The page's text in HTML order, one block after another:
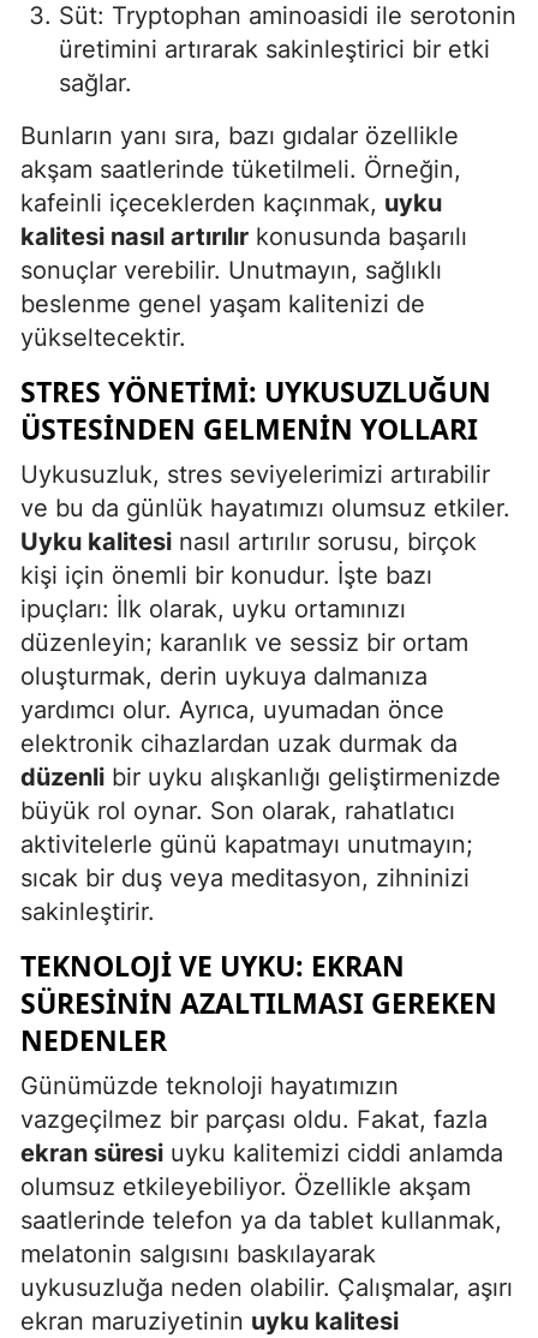
Süt: Tryptophan aminoasidi ile serotonin
üretimini artırarak sakinleştirici bir etki
sağlar.
Bunların yanı sıra, bazı gıdalar özellikle
akşam saatlerinde tüketilmeli. Örneğin,
kafeinli içeceklerden kaçınmak, uyku
kalitesi nasıl artırılır konusunda başarılı
sonuçlar verebilir. Unutmayın, sağlıklı
beslenme genel yaşam kalitenizi de
yükseltecektir.
STRES YÖNETIMI: UYKUSUZLUĞUN
ÜSTESINDEN GELMENIN YOLLARI
Uykusuzluk, stres seviyelerimizi artırabilir
ve bu da günlük hayatımızı olumsuz etkiler.
Uyku kalitesi nasıl artırılır sorusu, birçok
kişi için önemli bir konudur. İşte bazı
ipuçları: İlk olarak, uyku ortamınızı
düzenleyin; karanlık ve sessiz bir ortam
oluşturmak, derin uykuya dalmanıza
yardımcı olur. Ayrıca, uyumadan önce
elektronik cihazlardan uzak durmak da
düzenli bir uyku alışkanlığı geliştirmenizde
büyük rol oynar. Son olarak, rahatlatıcı
aktivitelerle günü kapatmayı unutmayın;
sıcak bir duş veya meditasyon, zihninizi
sakinleştirir.
TEKNOLOJI VE UYKU: EKRAN
SÜRESININ AZALTILMASI GEREKEN
NEDENLER
Günümüzde teknoloji hayatımızın
vazgeçilmez bir parçası oldu. Fakat, fazla
ekran süresi uyku kalitemizi ciddi anlamda
olumsuz etkileyebiliyor. Özellikle akşam
saatlerinde telefon ya da tablet kullanmak,
melatonin salgısını baskılayarak
uykusuzluğa neden olabilir. Çalışmalar, aşırı
ekran maruziyetinin uyku kalitesi